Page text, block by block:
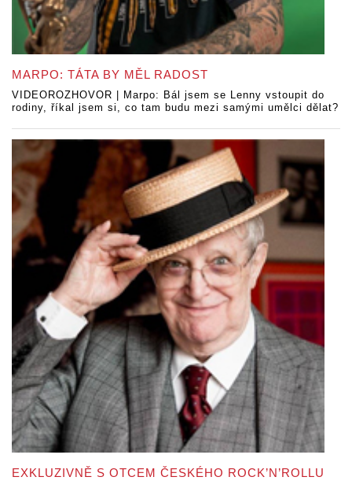
MARPO: TÁTA BY MĚL RADOST
VIDEOROZHOVOR | Marpo: Bál jsem se Lenny vstoupit do
rodiny, říkal jsem si, co tam budu mezi samými umělci dělat?
EXKLUZIVNĚ S OTCEM ČESKÉHO ROCK’N’ROLLU